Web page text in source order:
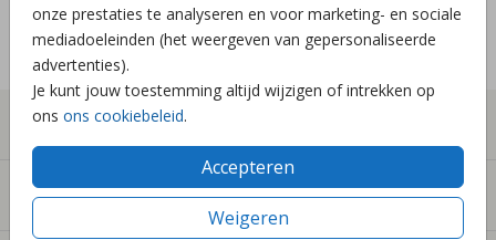
onze prestaties te analyseren en voor marketing- en sociale
mediadoeleinden (het weergeven van gepersonaliseerde
advertenties).
Je kunt jouw toestemming altijd wijzigen of intrekken op
ons ons cookiebeleid.
Accepteren
Weigeren
TENTVORM + FOLIE
Geboortekaartjes
Producten